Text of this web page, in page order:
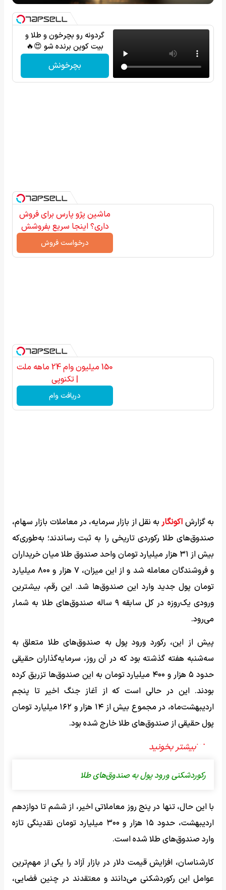
گردونه رو بچرخون و طلا و
بیت کوین برنده شو 😍🔥
بچرخونش
ماشین پژو پارس برای فروش
داری؟ اینجا سریع بفروشش
درخواست فروش
150 میلیون وام 24 ماهه ملت
| تکنوپی
دریافت وام
به گزارش اکونگاربه نقل از بازار سرمایه، در معاملات بازار سهام،
صندوق‌های طلا رکوردی تاریخی را به ثبت رساندند؛ به‌طوری‌که
بیش از ۳۱ هزار میلیارد تومان واحد صندوق طلا میان خریداران
و فروشندگان معامله شد و از این میزان، ۷ هزار و ۸۰۰ میلیارد
تومان پول جدید وارد این صندوق‌ها شد. این رقم، بیشترین
ورودی یک‌روزه در کل سابقه ۹ ساله صندوق‌های طلا به شمار
می‌رود.
پیش از این، رکورد ورود پول به صندوق‌های طلا متعلق به
سه‌شنبه هفته گذشته بود که در آن روز، سرمایه‌گذاران حقیقی
حدود ۵ هزار و ۴۰۰ میلیارد تومان به این صندوق‌ها تزریق کرده
بودند. این در حالی است که از آغاز جنگ اخیر تا پنجم
اردیبهشت‌ماه، در مجموع بیش از ۱۴ هزار و ۱۶۲ میلیارد تومان
پول حقیقی از صندوق‌های طلا خارج شده بود.
رکوردشکنی ورود پول به صندوق‌های طلا
با این حال، تنها در پنج روز معاملاتی اخیر، از ششم تا دوازدهم
اردیبهشت، حدود ۱۵ هزار و ۳۰۰ میلیارد تومان نقدینگی تازه
وارد صندوق‌های طلا شده است.
کارشناسان، افزایش قیمت دلار در بازار آزاد را یکی از مهم‌ترین
عوامل این رکوردشکنی می‌دانند و معتقدند در چنین فضایی،